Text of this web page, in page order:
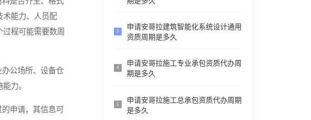
术能力、人员配
程可能需要数周
公场所、设备仓
力。
申请，其信息可
3
申请安哥拉建筑智能化系统设计通用
资质周期是多久
4
申请安哥拉施工专业承包资质代办周
期是多久
5
申请安哥拉施工总承包资质代办周期
是多久